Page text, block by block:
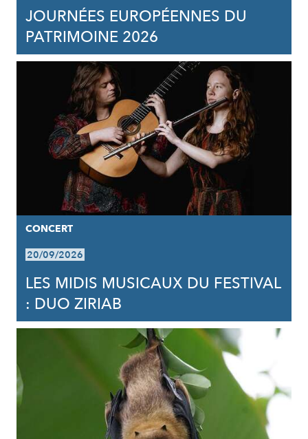
JOURNÉES EUROPÉENNES DU
PATRIMOINE 2026
CONCERT
20/09/2026
LES MIDIS MUSICAUX DU FESTIVAL
: DUO ZIRIAB